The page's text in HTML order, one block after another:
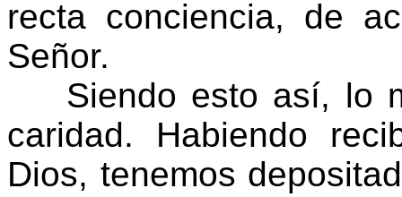
recta conciencia, de
Señor.
Siendo esto así, lo
caridad. Habiendo
Dios, tenemos